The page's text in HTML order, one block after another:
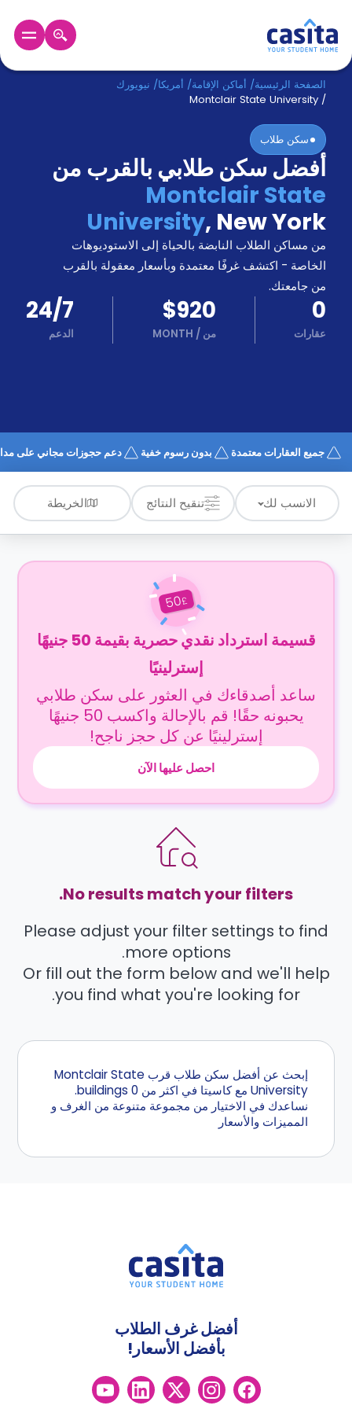
الرئيسية عربي USD
دخول
حجز
السكن
من
نحن؟
المدونة
أخبر
أصدقائك
و
اكسب
كن
شريكا
الدعم
كيف
تعمل؟
الأسئلة
الشائعة
الصفحة الرئيسية/ أماكن الإقامة/ أمريكا/ نيويورك
/
Montclair State University
سكن طلاب
أفضل سكن طلابي بالقرب من
Montclair State
University, New York
من مساكن الطلاب النابضة بالحياة إلى الاستوديوهات
الخاصة - اكتشف غرفًا معتمدة وبأسعار معقولة بالقرب
من جامعتك.
0
عقارات
$920
من /
MONTH
24/7
الدعم
جميع العقارات معتمدة بدون رسوم خفية دعم حجوزات مجاني على مدار
الانسب لك تنقيح النتائج الخريطة
£
50
قسيمة استرداد نقدي حصرية بقيمة 50 جنيهًا
إسترلينيًا
ساعد أصدقاءك في العثور على سكن طلابي
يحبونه حقًا! قم بالإحالة واكسب 50 جنيهًا
إسترلينيًا عن كل حجز ناجح!
احصل عليها الآن
No results match your filters.
Please adjust your filter settings to find
more options.
Or fill out the form below and we'll help
you find what you're looking for.
إبحث عن أفضل سكن طلاب قرب Montclair State
University مع كاسيتا في اكثر من 0 buildings.
نساعدك في الاختيار من مجموعة متنوعة من الغرف و
المميزات والأسعار
أفضل غرف الطلاب
بأفضل الأسعار!